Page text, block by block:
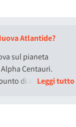
enorme passo
Atlantide?
sul pianeta
Centauri.
di atterraggio